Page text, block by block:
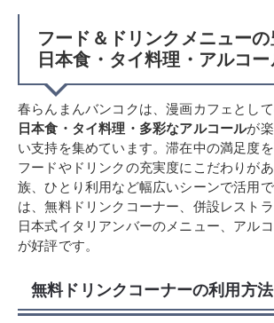
フード＆ドリンクメニュー
日本食・タイ料理・アルコ
春らんまんバンコクは、漫画カフェとして
日本食・タイ料理・多彩なアルコールが
い支持を集めています。滞在中の満足度を
フードやドリンクの充実度にこだわりが
族、ひとり利用など幅広いシーンで活用
は、無料ドリンクコーナー、併設レストラ
日本式イタリアンバーのメニュー、アル
が好評です。
無料ドリンクコーナーの利用方